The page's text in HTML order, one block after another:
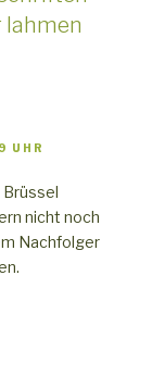
lahmen
UHR
nicht noch
Nachfolger